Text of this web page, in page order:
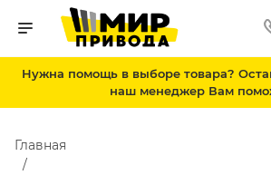
Нужна помощь в выборе товара?
наш менеджер Вам
Главная